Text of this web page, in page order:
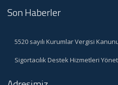
Son Haberler
5520 sayılı Kurumlar Vergisi
Sigortacılık Destek Hizmetleri